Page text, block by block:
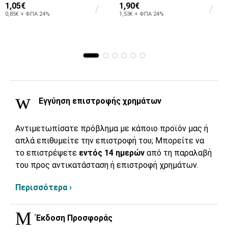
1,05€
0,85€ + ΦΠΑ 24%
1,90€
1,53€ + ΦΠΑ 24%
Εγγύηση επιστροφής χρημάτων
Αντιμετωπίσατε πρόβλημα με κάποιο προϊόν μας ή
απλά επιθυμείτε την επιστροφή του; Μπορείτε να
το επιστρέψετε εντός 14 ημερών από τη παραλαβή
του προς αντικατάσταση ή επιστροφή χρημάτων.
Περισσότερα ›
Έκδοση Προσφοράς